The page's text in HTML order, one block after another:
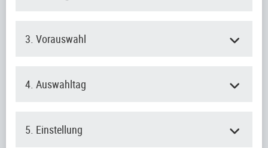
3. Vorauswahl
4. Auswahltag
5. Einstellung